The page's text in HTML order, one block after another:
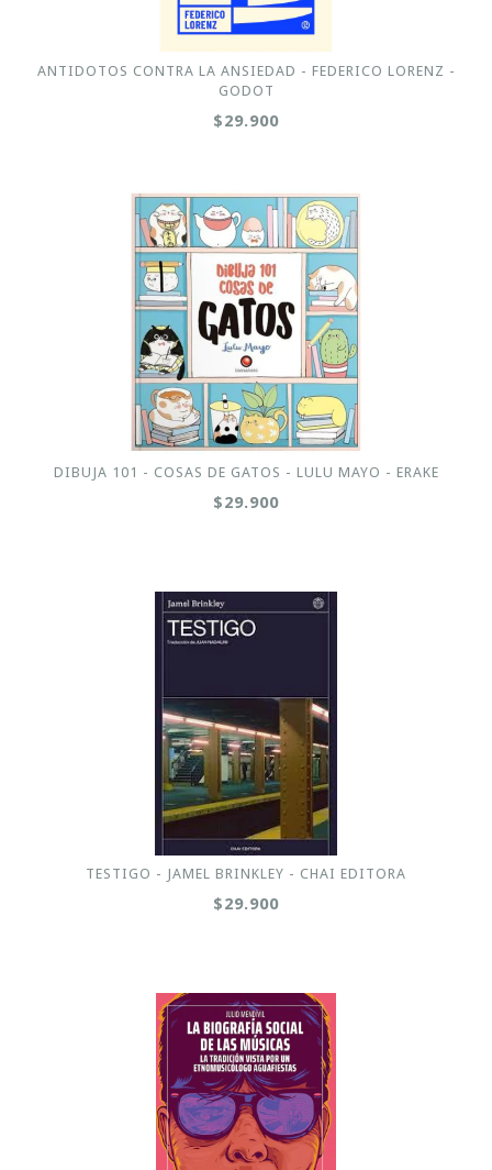
ANTIDOTOS CONTRA LA ANSIEDAD - FEDERICO LORENZ -
GODOT
$29.900
DIBUJA 101 - COSAS DE GATOS - LULU MAYO - ERAKE
$29.900
TESTIGO - JAMEL BRINKLEY - CHAI EDITORA
$29.900